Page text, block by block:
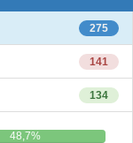
275
141
134
48,7%